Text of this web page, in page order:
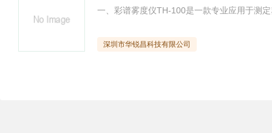
深圳市华锐昌科技有限公司